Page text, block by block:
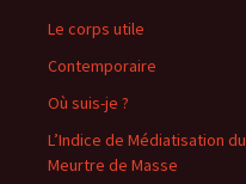
Le corps utile
Contemporaire
Où suis-je ?
L’Indice de Médiatisation du
Meurtre de Masse